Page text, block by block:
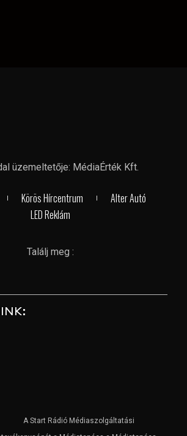
üzemeltetője: MédiaÉrték Kft.
Körös Hírcentrum
Alter Autó
LED Reklám
Találj meg :
A Start Rádió Médiaszolgáltatási